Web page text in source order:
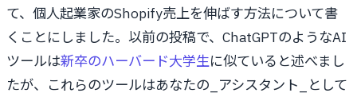
て、個人起業家のShopify売上を伸ばす方法について書
くことにしました。以前の投稿で、ChatGPTのようなAI
ツールは新卒のハーバード大学生に似ていると述べまし
たが、これらのツールはあなたの_アシスタント_として